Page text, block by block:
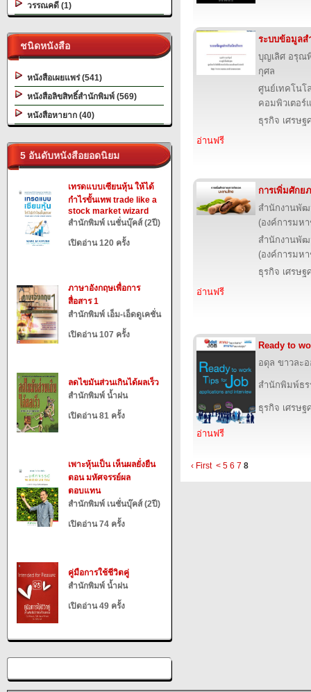
วรรณคดี (1)
ชนิดหนังสือ
หนังสือเผยแพร่ (541)
หนังสือลิขสิทธิ์สำนักพิมพ์ (569)
หนังสือหายาก (40)
5 อันดับหนังสือยอดนิยม
เทรดแบบเซียนหุ้น ให้ได้
กำไรขั้นเทพ trade like a
stock market wizard
สำนักพิมพ์ เนชั่นบุ๊คส์ (2ปี)
เปิดอ่าน 120 ครั้ง
ภาษาอังกฤษเพื่อการ
สื่อสาร 1
สำนักพิมพ์ เอ็ม-เอ็ดดูเคชั่น
เปิดอ่าน 107 ครั้ง
ลดไขมันส่วนเกินได้ผลเร็ว
สำนักพิมพ์ น้ำฝน
เปิดอ่าน 81 ครั้ง
เพาะหุ้นเป็น เห็นผลยั่งยืน
ตอน มหัศจรรย์ผล
ตอบแทน
สำนักพิมพ์ เนชั่นบุ๊คส์ (2ปี)
เปิดอ่าน 74 ครั้ง
คู่มือการใช้ชีวิตคู่
สำนักพิมพ์ น้ำฝน
เปิดอ่าน 49 ครั้ง
ระบบข้อมูลส
บุญเลิศ อรุณ
กุศล
ศูนย์เทคโนโ
คอมพิวเตอร์
ธุรกิจ เศรษฐ
อ่านฟรี
การเพิ่มศักย
สำนักงานพัฒ
(องค์การมห
สำนักงานพัฒ
(องค์การมห
ธุรกิจ เศรษฐ
อ่านฟรี
Ready to
อดุล ขาวละ
สำนักพิมพ์ธ
ธุรกิจ เศรษฐ
อ่านฟรี
‹ First < 5 6 7 8